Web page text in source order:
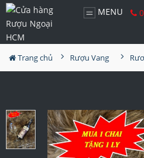
MENU
Trang chủ Rượu Vang